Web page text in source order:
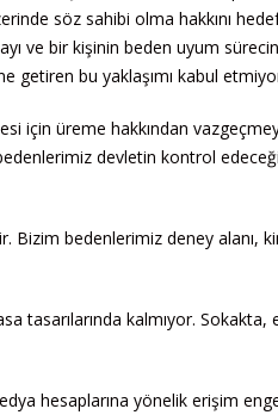
söz sahibi olma hakkını
ve bir kişinin beden uyum
getiren bu yaklaşımı kabul
için üreme hakkından
devletin kontrol
Bizim bedenlerimiz deney alanı,
tasarılarında kalmıyor.
hesaplarına yönelik erişim